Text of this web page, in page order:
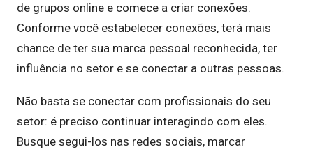
de grupos online e comece a criar conexões.
Conforme você estabelecer conexões, terá mais
chance de ter sua marca pessoal reconhecida, ter
influência no setor e se conectar a outras pessoas.
Não basta se conectar com profissionais do seu
setor: é preciso continuar interagindo com eles.
Busque segui-los nas redes sociais, marcar